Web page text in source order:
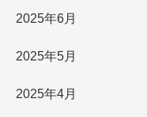
2025年6月
2025年5月
2025年4月